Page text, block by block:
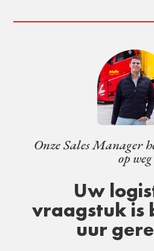
Onze Sales Manager
op weg
Uw
vraagstuk is
uur